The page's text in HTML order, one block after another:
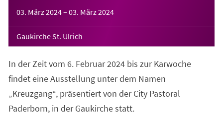
03. März 2024– 03. März 2024
Gaukirche St. Ulrich
In der Zeit vom 6. Februar 2024 bis zur Karwoche
findet eine Ausstellung unter dem Namen
„Kreuzgang“, präsentiert von der City Pastoral
Paderborn, in der Gaukirche statt.